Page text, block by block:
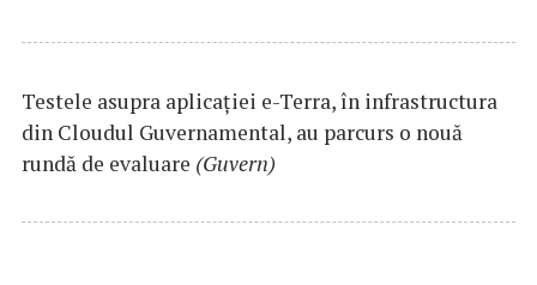
Testele asupra aplicaţiei e-Terra, în infrastructura
din Cloudul Guvernamental, au parcurs o nouă
rundă de evaluare (Guvern)